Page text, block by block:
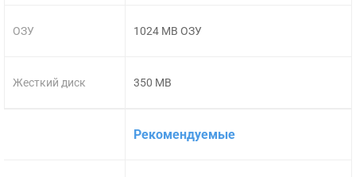
ОЗУ
Жесткий диск
1024 MB ОЗУ
350 MB
Рекомендуемые